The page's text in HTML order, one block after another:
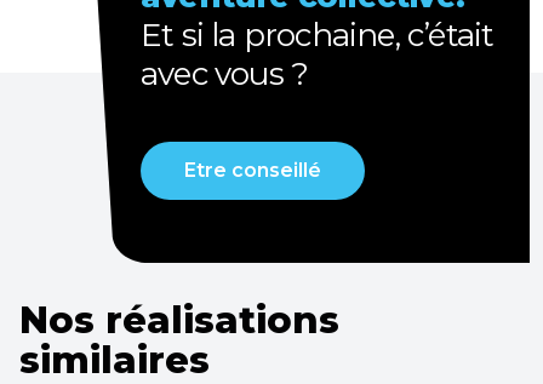
Et si la prochaine, c’était
avec vous ?
Etre conseillé
Nos réalisations
similaires